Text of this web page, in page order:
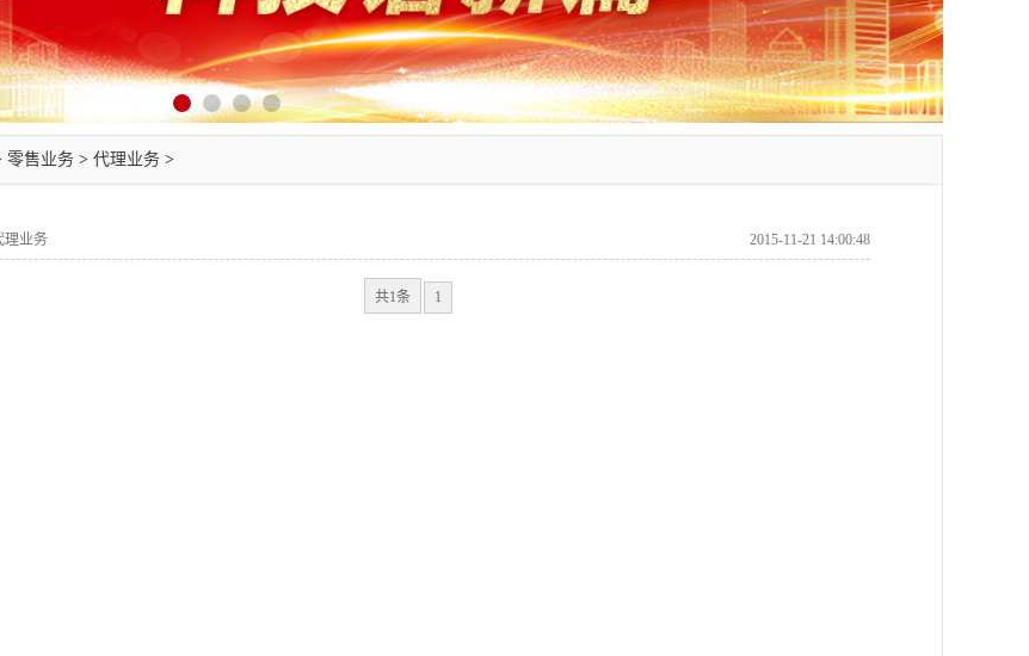
零售业务 > 代理业务 >
理业务 2015-11-21 14:00:48
共1条 1